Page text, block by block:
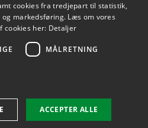
ENGLISH
cookies fra tredjepart til statistik,
markedsføring. Læs om vores
cookies her: Detaljer
MÅLRETNING
ACCEPTER ALLE